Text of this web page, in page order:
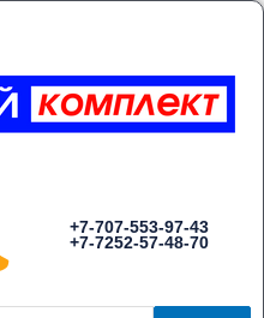
+7-707-553-97-43
+7-7252-57-48-70